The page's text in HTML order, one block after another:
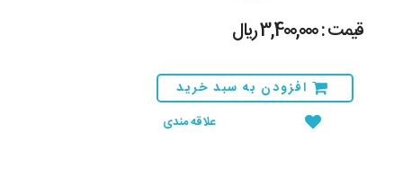
قیمت : 3,400,000 ريال
افزودن به سبد خرید
علاقه مندی